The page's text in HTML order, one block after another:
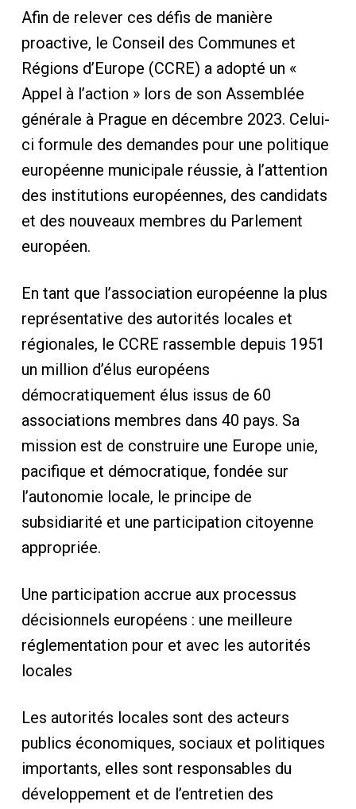
Afin de relever ces défis de manière
proactive, le Conseil des Communes et
Régions d’Europe (CCRE) a adopté un «
Appel à l’action » lors de son Assemblée
générale à Prague en décembre 2023. Celui-
ci formule des demandes pour une politique
européenne municipale réussie, à l’attention
des institutions européennes, des candidats
et des nouveaux membres du Parlement
européen.
En tant que l’association européenne la plus
représentative des autorités locales et
régionales, le CCRE rassemble depuis 1951
un million d’élus européens
démocratiquement élus issus de 60
associations membres dans 40 pays. Sa
mission est de construire une Europe unie,
pacifique et démocratique, fondée sur
l’autonomie locale, le principe de
subsidiarité et une participation citoyenne
appropriée.
Une participation accrue aux processus
décisionnels européens : une meilleure
réglementation pour et avec les autorités
locales
Les autorités locales sont des acteurs
publics économiques, sociaux et politiques
importants, elles sont responsables du
développement et de l’entretien des